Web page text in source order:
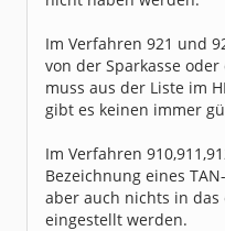
Im Verfahren 921 und
von der Sparkasse
muss aus der Liste im
gibt es keinen immer
Im Verfahren
Bezeichnung eines
aber auch nichts in das
eingestellt werden.